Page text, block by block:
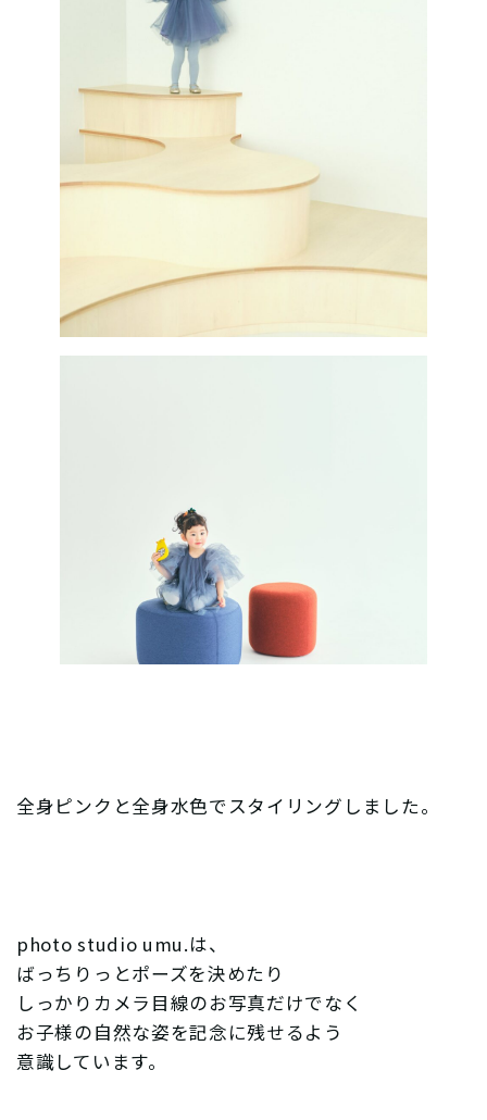
全身ピンクと全身水色でスタイリングしました。
photo studio umu.は、
ばっちりっとポーズを決めたり
しっかりカメラ目線のお写真だけでなく
お子様の自然な姿を記念に残せるよう
意識しています。